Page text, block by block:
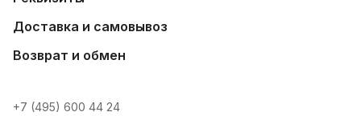
Доставка и самовывоз
Возврат и обмен
+7 (495) 600 44 24